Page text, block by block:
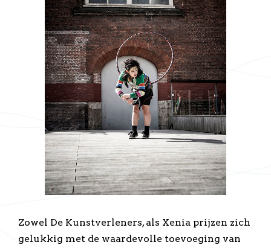
Zowel De Kunstverleners, als Xenia prijzen zich
gelukkig met de waardevolle toevoeging van